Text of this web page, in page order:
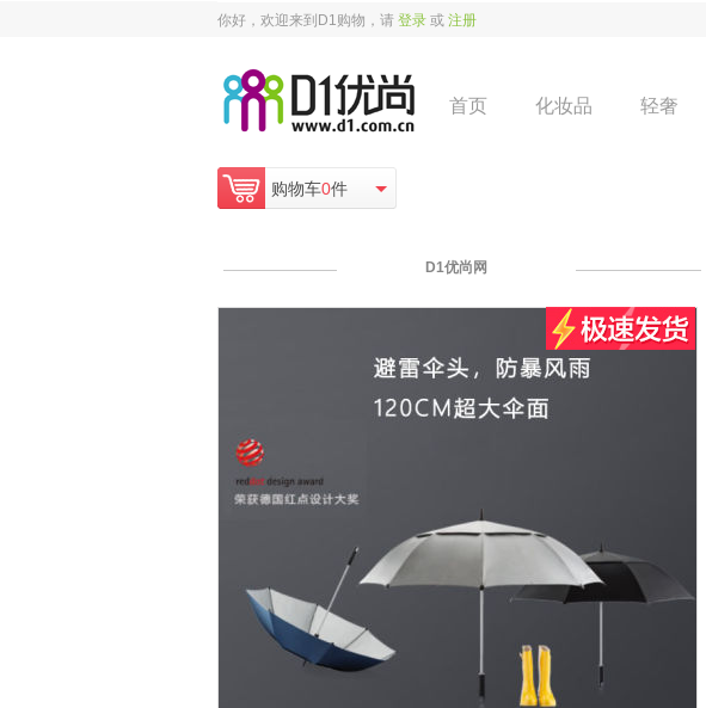
你好，欢迎来到D1购物，请 登录 或 注册
首页 化妆品 轻奢
购物车0件
D1优尚网